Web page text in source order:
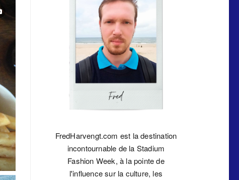
FredHarvengt.com est la destination
incontournable de la Stadium
Fashion Week, à la pointe de
l'influence sur la culture, les